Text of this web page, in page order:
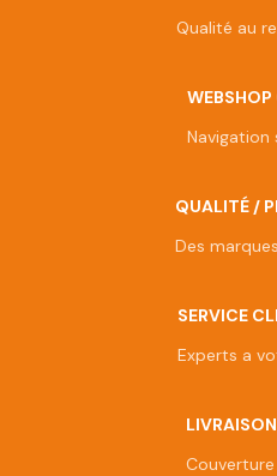
Qualité au
WEBSHOP
Navigation
QUALITÉ /
Des
SERVICE
Experts a